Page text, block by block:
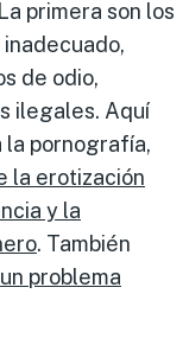
primera son los
inadecuado,
de odio,
ilegales. Aquí
la pornografía,
la erotización
y la
. También
un problema